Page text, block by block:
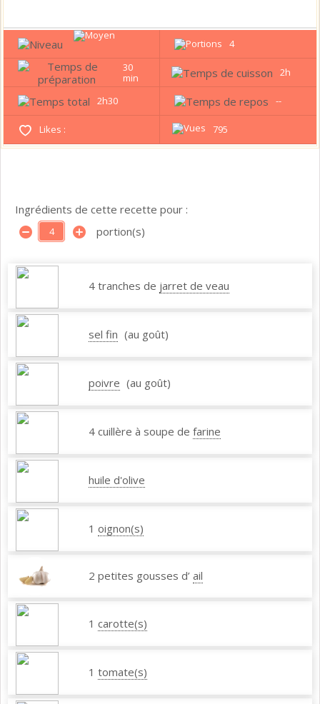
4
30
min
2h
2h30 --
Likes : 795
Ingrédients de cette recette pour :
portion(s)
4 tranches de jarret de veau
sel fin (au goût)
poivre (au goût)
4 cuillère à soupe de farine
huile d'olive
1 oignon(s)
2 petites gousses d’ ail
1 carotte(s)
1 tomate(s)